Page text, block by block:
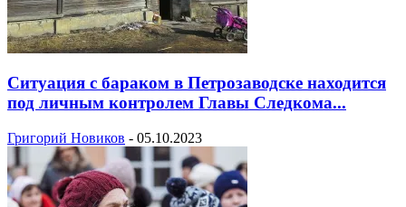
Cитуация с бараком в Петрозаводске находится
под личным контролем Главы Следкома...
Григорий Новиков - 05.10.2023